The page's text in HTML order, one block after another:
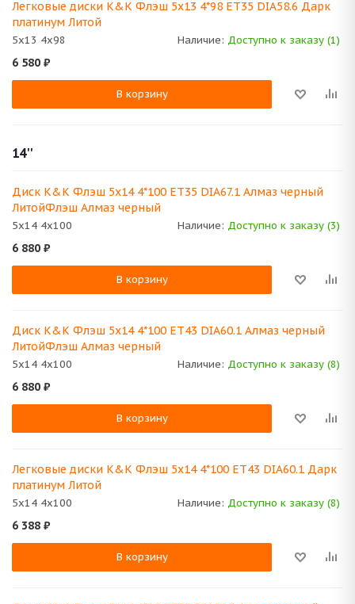
Легковые диски K&K Флэш 5x13 4*98 ET35 DIA58.6 Дарк
платинум Литой
5x13 4x98 Наличие: Доступно к заказу (1)
6 580 ₽
В корзину
14''
Диск K&K Флэш 5x14 4*100 ET35 DIA67.1 Алмаз черный
ЛитойФлэш Алмаз черный
5x14 4x100 Наличие: Доступно к заказу (3)
6 880 ₽
В корзину
Диск K&K Флэш 5x14 4*100 ET43 DIA60.1 Алмаз черный
ЛитойФлэш Алмаз черный
5x14 4x100 Наличие: Доступно к заказу (8)
6 880 ₽
В корзину
Легковые диски K&K Флэш 5x14 4*100 ET43 DIA60.1 Дарк
платинум Литой
5x14 4x100 Наличие: Доступно к заказу (8)
6 388 ₽
В корзину